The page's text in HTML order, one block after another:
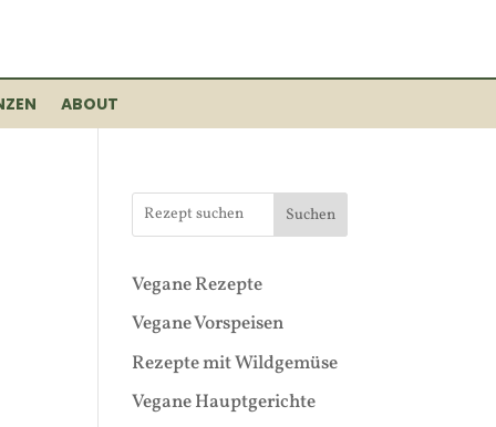
ABOUT
Suchen
Vegane Rezepte
Vegane Vorspeisen
Rezepte mit Wildgemüse
Vegane Hauptgerichte